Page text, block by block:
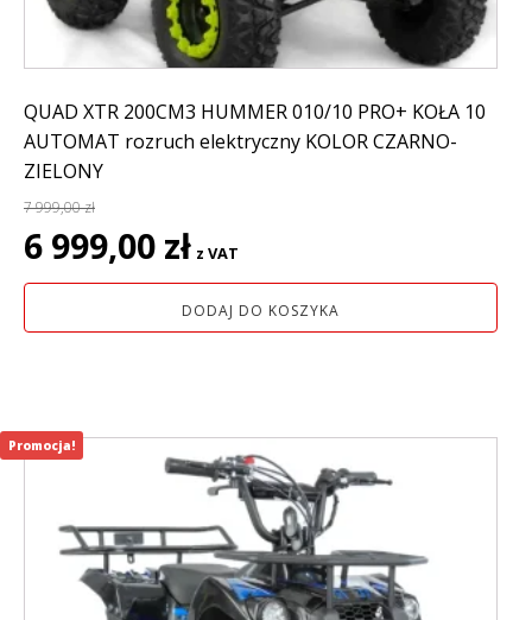
QUAD XTR 200CM3 HUMMER 010/10 PRO+ KOŁA 10
AUTOMAT rozruch elektryczny KOLOR CZARNO-
ZIELONY
7 999,00zł
Pierwotna
cena
wynosiła:
6 999,00 zł cena
wynosi:
6
z VAT
DODAJ DO KOSZYKA
Promocja!